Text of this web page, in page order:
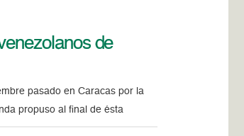
de
pasado en Caracas por la
propuso al final de ésta